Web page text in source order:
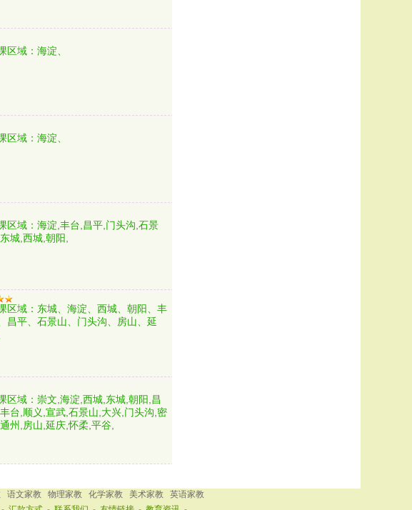
区域：海淀、
区域：海淀、
区域：海淀,丰台,昌平,门头沟,石景
城,西城,朝阳,
区域：东城、海淀、西城、朝阳、丰
昌平、石景山、门头沟、房山、延
区域：崇文,海淀,西城,东城,朝阳,昌
台,顺义,宣武,石景山,大兴,门头沟,密
州,房山,延庆,怀柔,平谷,
语文家教 物理家教 化学家教 美术家教
英语家教